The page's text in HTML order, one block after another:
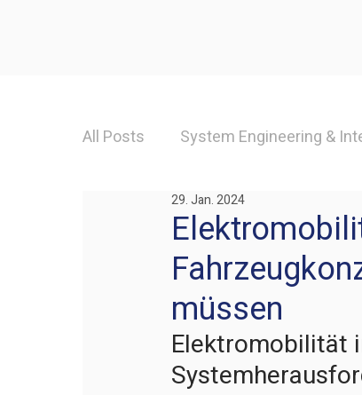
All Posts System Engineering &
Qualität & Prozesse
müssen
29. Jan. 2024
Elektromobilität